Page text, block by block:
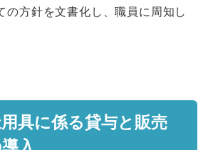
の方針を文書化し、職員に周知し
具に係る貸与と販売